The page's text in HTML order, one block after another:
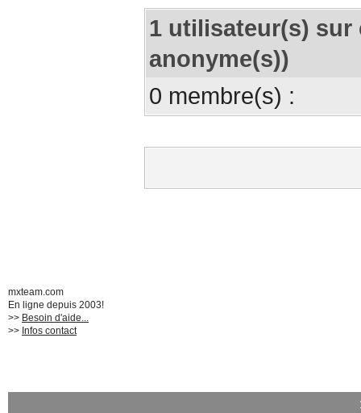
1 utilisateur(s) sur
anonyme(s))
0 membre(s) :
mxteam.com
En ligne depuis 2003!
>> Besoin d'aide...
>> Infos contact